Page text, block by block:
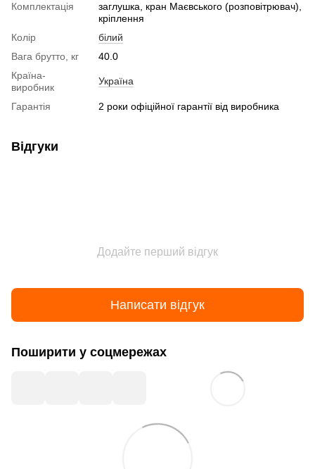
Комплектація
заглушка, кран Маєвського (розповітрювач),
кріплення
Колір
білий
Вага брутто, кг
40.0
Країна-
виробник
Україна
Гарантія 2 роки офіційної гарантії від виробника
Відгуки
Додайте перший відгук
Написати відгук
Поширити у соцмережах